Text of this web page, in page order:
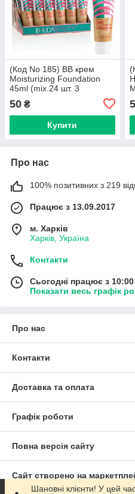
(Код No 185) BB крем
Moisturizing Foundation
45ml (mix.24 шт. 3
50 ₴
Купити
Про нас
100% позитивних з 219
Працює з 13.09.2017
м. Харків
Харків, Україна
Контакти
Сьогодні працює з
Показати весь графік
Про нас
Контакти
Доставка та оплата
Графік роботи
Повна версія сайту
Сайт створено на
Шановні клієнти! У цей